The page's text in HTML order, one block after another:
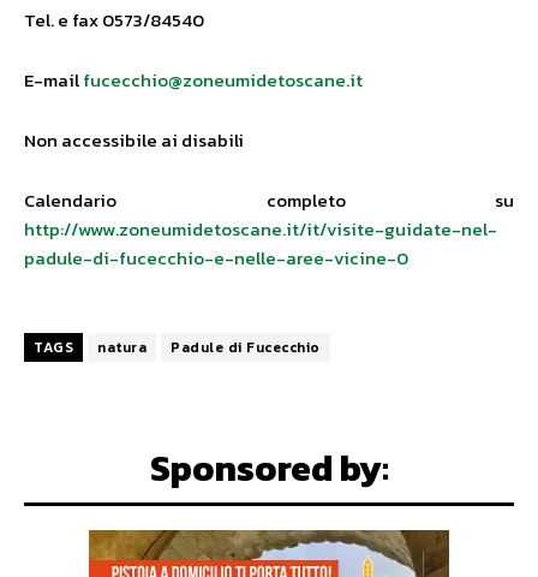
Tel. e fax 0573/84540
E-mailfucecchio@zoneumidetoscane.it
Non accessibile ai disabili
Calendario completo su
http://www.zoneumidetoscane.it/it/visite-guidate-nel-
padule-di-fucecchio-e-nelle-aree-vicine-0
TAGS natura Padule di Fucecchio
Sponsored by: